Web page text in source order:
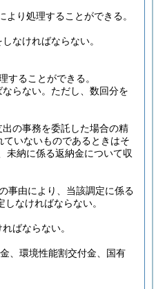
より処理することができる。
なければならない。
することができる。
らない。 ただし、数回分を
の事務を委託した場合の精
いないものであるときはそ
未納に係る返納金について収
事由により、当該調定に係る
しなければならない。
ばならない。
、環境性能割交付金、国有